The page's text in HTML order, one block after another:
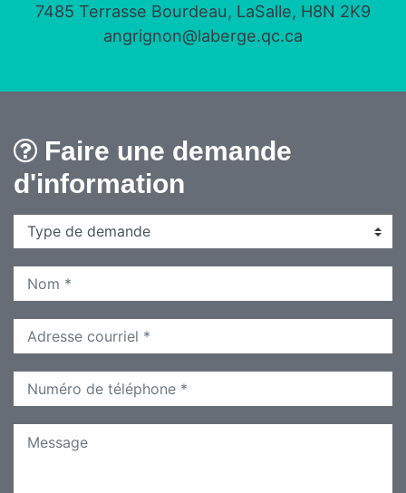
7485 Terrasse Bourdeau, LaSalle, H8N 2K9
angrignon@laberge.qc.ca
Faire une demande
d'information